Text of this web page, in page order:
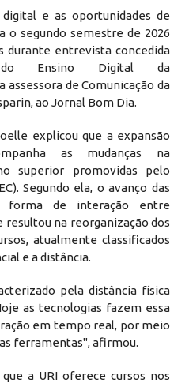
e as oportunidades de
o segundo semestre de 2026
durante entrevista concedida
do Ensino Digital da
assessora de Comunicação da
ao Jornal Bom Dia.
explicou que a expansão
as mudanças na
superior promovidas pelo
Segundo ela, o avanço das
forma de interação entre
na reorganização dos
atualmente classificados
e a distância.
pela distância física
as tecnologias fazem essa
em tempo real, por meio
ferramentas", afirmou.
a URI oferece cursos nos